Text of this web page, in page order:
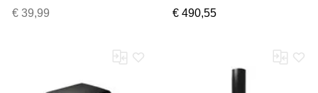
Lower Leg", Gr. L Umfang:
Bandagen Bandage,
€ 39,99
weiß, Ø 1000 mm, ohne
€ 490,55